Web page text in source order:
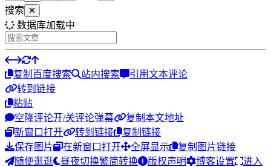
搜索
数据库加载中
复制 百度搜索 站内搜索
引用文本评论
转到链接
粘贴
空降评论开/关评论弹幕
复制本文地址
新窗口打开
转到链接
复制链接
保存图片
在新窗口打开 全屏显示
复制图片链接
随便逛逛
昼夜切换繁简转换 版权声明 博客设置
进入